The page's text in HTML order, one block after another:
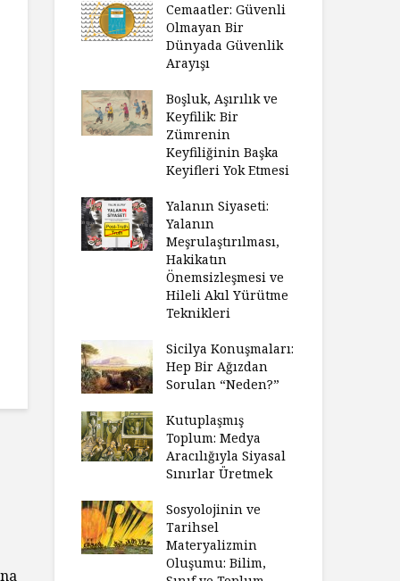
Cemaatler: Güvenli
Olmayan Bir
Dünyada Güvenlik
Arayışı
Boşluk, Aşırılık ve
Keyfilik: Bir
Zümrenin
Keyfiliğinin Başka
Keyifleri Yok Etmesi
Yalanın Siyaseti:
Yalanın
Meşrulaştırılması,
Hakikatın
Önemsizleşmesi ve
Hileli Akıl Yürütme
Teknikleri
Sicilya Konuşmaları:
Hep Bir Ağızdan
Sorulan “Neden?”
Kutuplaşmış
Toplum: Medya
Aracılığıyla Siyasal
Sınırlar Üretmek
Sosyolojinin ve
Tarihsel
Materyalizmin
Oluşumu: Bilim,